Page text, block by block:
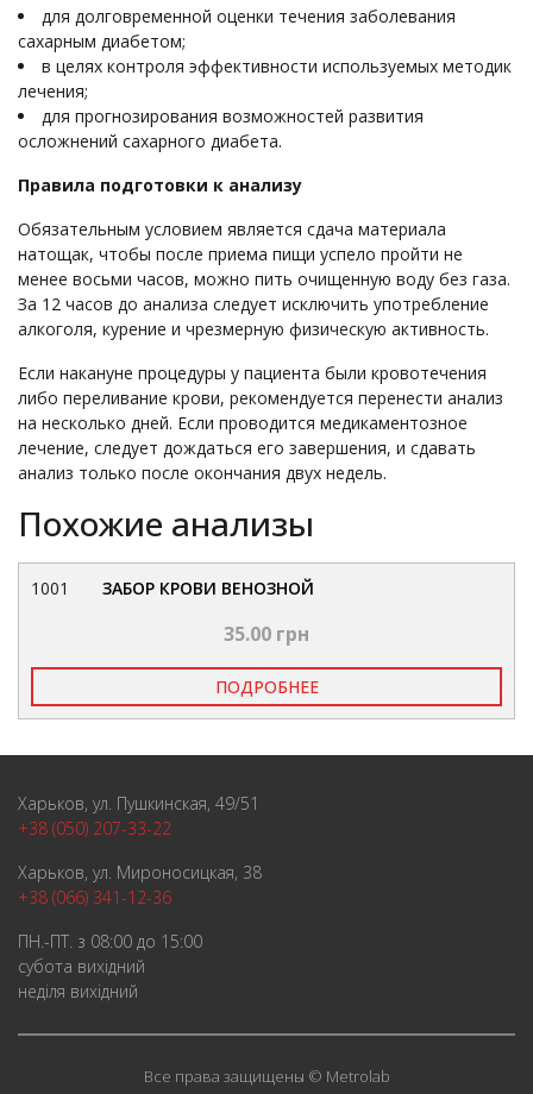
для долговременной оценки течения заболевания
сахарным диабетом;
в целях контроля эффективности используемых методик
лечения;
для прогнозирования возможностей развития
осложнений сахарного диабета.
Правила подготовки к анализу
Обязательным условием является сдача материала
натощак, чтобы после приема пищи успело пройти не
менее восьми часов, можно пить очищенную воду без газа.
За 12 часов до анализа следует исключить употребление
алкоголя, курение и чрезмерную физическую активность.
Если накануне процедуры у пациента были кровотечения
либо переливание крови, рекомендуется перенести анализ
на несколько дней. Если проводится медикаментозное
лечение, следует дождаться его завершения, и сдавать
анализ только после окончания двух недель.
Похожие анализы
1001 ЗАБОР КРОВИ ВЕНОЗНОЙ
35.00 грн
ПОДРОБНЕЕ
Харьков, ул. Пушкинская, 49/51
+38 (050) 207-33-22
Харьков, ул. Мироносицкая, 38
+38 (066) 341-12-36
ПН.-ПТ. з 08:00 до 15:00
субота вихідний
неділя вихідний
Все права защищены © Metrolab